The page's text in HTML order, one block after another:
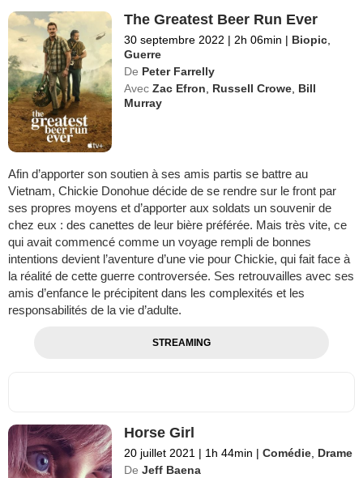
The Greatest Beer Run Ever
30 septembre 2022 | 2h 06min | Biopic
Guerre
De Peter Farrelly
Avec Zac Efron Russell Crowe Bill
Murray
Afin d’apporter son soutien à ses amis partis se battre au
Vietnam, Chickie Donohue décide de se rendre sur le front par
ses propres moyens et d’apporter aux soldats un souvenir de
chez eux : des canettes de leur bière préférée. Mais très vite, ce
qui avait commencé comme un voyage rempli de bonnes
intentions devient l’aventure d’une vie pour Chickie, qui fait face à
la réalité de cette guerre controversée. Ses retrouvailles avec ses
amis d’enfance le précipitent dans les complexités et les
responsabilités de la vie d’adulte.
STREAMING
Horse Girl
20 juillet 2021 | 1h 44min | Comédie Drame
De Jeff Baena